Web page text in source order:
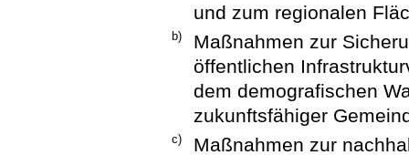
und zum regionalen
b)
Maßnahmen zur
öffentlichen
dem demografischen
zukunftsfähiger
c)
Maßnahmen zur